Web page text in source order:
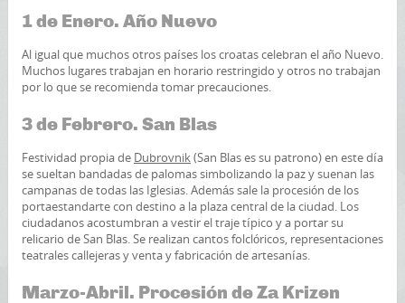
1 de Enero. Año Nuevo
Al igual que muchos otros países los croatas celebran el año Nuevo.
Muchos lugares trabajan en horario restringido y otros no trabajan
por lo que se recomienda tomar precauciones.
3 de Febrero. San Blas
Festividad propia de Dubrovnik(San Blas es su patrono) en este día
se sueltan bandadas de palomas simbolizando la paz y suenan las
campanas de todas las Iglesias. Además sale la procesión de los
portaestandarte con destino a la plaza central de la ciudad. Los
ciudadanos acostumbran a vestir el traje típico y a portar su
relicario de San Blas. Se realizan cantos folclóricos, representaciones
teatrales callejeras y venta y fabricación de artesanías.
Marzo-Abril. Procesión de Za Krizen